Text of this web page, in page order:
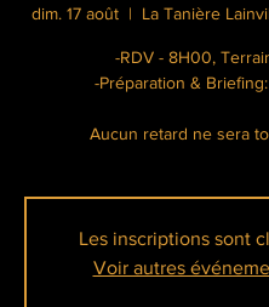
dim. 17 août
  |
La Tanière
-RDV - 8H00,
-Préparation &
Aucun retard ne sera
Les inscriptions sont
Voir autres